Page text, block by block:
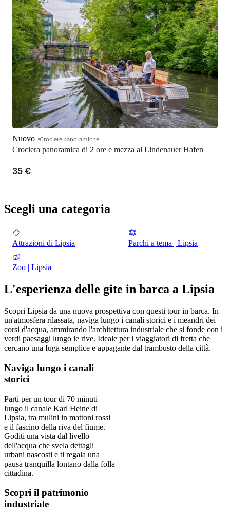
Crociera panoramica di 2 ore e mezza al Lindenauer Hafen
Nuovo Crociere panoramiche
35 €
Scegli una categoria
Attrazioni di Lipsia Parchi a tema | Lipsia
Zoo | Lipsia
L'esperienza delle gite in barca a Lipsia
Scopri Lipsia da una nuova prospettiva con questi tour in barca. In
un'atmosfera rilassata, naviga lungo i canali storici e i meandri dei
corsi d'acqua, ammirando l'architettura industriale che si fonde con i
verdi paesaggi lungo le rive. Ideale per i viaggiatori di fretta che
cercano una fuga semplice e appagante dal trambusto della città.
Naviga lungo i canali
storici
Parti per un tour di 70 minuti
lungo il canale Karl Heine di
Lipsia, tra mulini in mattoni rossi
e il fascino della riva del fiume.
Goditi una vista dal livello
dell'acqua che svela dettagli
urbani nascosti e ti regala una
pausa tranquilla lontano dalla folla
cittadina.
Scopri il patrimonio
industriale